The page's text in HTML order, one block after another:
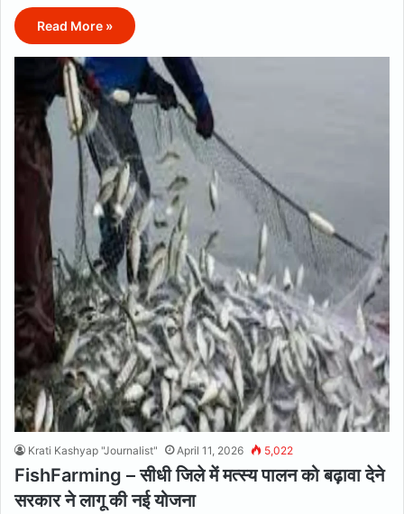
Read More »
Krati Kashyap "Journalist" April 11, 2026 5,022
FishFarming – सीधी जिले में मत्स्य पालन को बढ़ावा देने
सरकार ने लागू की नई योजना